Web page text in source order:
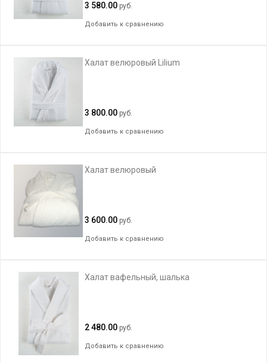
3 580.00 руб.
Добавить к сравнению
Халат велюровый Lilium
3 800.00 руб.
Добавить к сравнению
Халат велюровый
3 600.00 руб.
Добавить к сравнению
Халат вафельный, шалька
2 480.00 руб.
Добавить к сравнению